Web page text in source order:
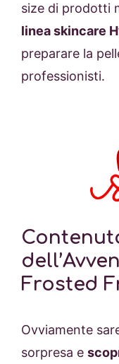
size di prodotti
linea skincare
preparare la
professionisti.
Frosted
Ovviamente
sorpresa e